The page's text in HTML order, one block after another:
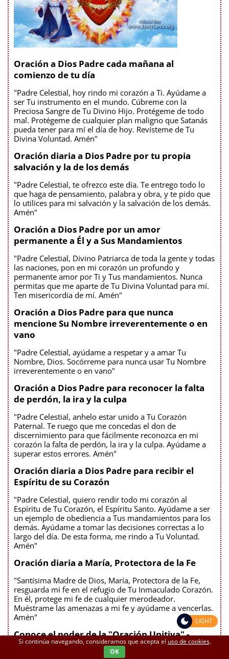
Oración a Dios Padre cada mañana al
comienzo de tu día
"Padre Celestial, hoy rindo mi corazón a Ti. Ayúdame a
ser Tu instrumento en el mundo. Cúbreme con la
Preciosa Sangre de Tu Divino Hijo. Protégeme de todo
mal. Protégeme de cualquier plan maligno que Satanás
pueda tener para mí el día de hoy. Revísteme de Tu
Divina Voluntad. Amén"
Oración diaria a Dios Padre por tu propia
salvación y la de los demás
"Padre Celestial, te ofrezco este día. Te entrego todo lo
que haga de pensamiento, palabra y obra, y te pido que
lo utilices para mi salvación y la salvación de los demás.
Amén"
Oración a Dios Padre por un amor
permanente a Él y a Sus Mandamientos
"Padre Celestial, Divino Patriarca de toda la gente y todas
las naciones, pon en mi corazón un profundo y
permanente amor por Ti y Tus mandamientos. Nunca
permitas que me aparte de Tu Divina Voluntad para mí.
Ten misericordia de mí. Amén"
Oración a Dios Padre para que nunca
mencione Su Nombre irreverentemente o en
vano
"Padre Celestial, ayúdame a respetar y a amar Tu
Nombre, Dios. Socórreme para nunca usar Tu Nombre
irreverentemente o en vano"
Oración a Dios Padre para reconocer la falta
de perdón, la ira y la culpa
"Padre Celestial, anhelo estar unido a Tu Corazón
Paternal. Te ruego que me concedas el don de
discernimiento para que fácilmente reconozca en mi
corazón la falta de perdón, la ira y la culpa. Ayúdame a
superar estos errores. Amén"
Oración diaria a Dios Padre para recibir el
Espíritu de su Corazón
"Padre Celestial, quiero rendir todo mi corazón al
Espíritu de Tu Corazón, el Espíritu Santo. Ayúdame a ser
un ejemplo de obediencia a Tus mandamientos para los
demás. Ayúdame a tomar las decisiones correctas a lo
largo del día. De esta forma, me rindo a Tu Voluntad.
Amén"
Oración diaria a María, Protectora de la Fe
"Santísima Madre de Dios, María, Protectora de la Fe,
resguarda mi fe en el refugio de Tu Inmaculado Corazón.
En él, protege mi fe de cualquier merodeador.
Muéstrame las amenazas a mi fe y ayúdame a vencerlas.
Amén"
Conoce el poder de la "Oración Unitiva" -
Cuando comience a orar, diga:
Si continúa navegando, consideramos que acepta el uso de cookies.
OK
LIGHT